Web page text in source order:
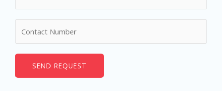
*
e
SEND REQUEST